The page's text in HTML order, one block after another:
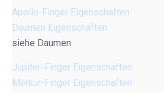
Apollo-Finger Eigenschaften
Daumen Eigenschaften
siehe Daumen
Jupiter-Finger Eigenschaften
Merkur-Finger Eigenschaften